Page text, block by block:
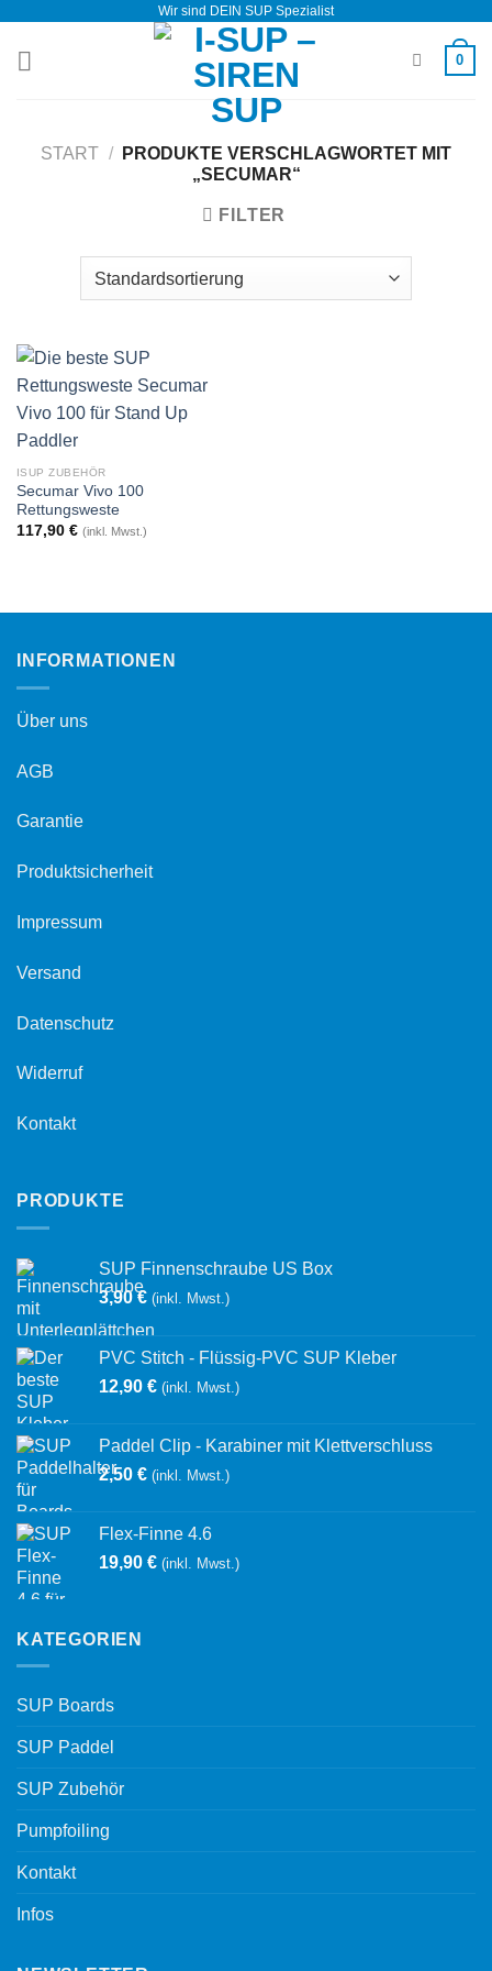
springen
Wir sind DEIN SUP Spezialist
0
START /
PRODUKTE VERSCHLAGWORTET MIT
„SECUMAR“
FILTER
ISUP ZUBEHÖR
Secumar Vivo 100
Rettungsweste
117,90 € (inkl. Mwst.)
INFORMATIONEN
Über uns
AGB
Garantie
Produktsicherheit
Impressum
Versand
Datenschutz
Widerruf
Kontakt
PRODUKTE
SUP Finnenschraube US Box
3,90€ (inkl. Mwst.)
PVC Stitch - Flüssig-PVC SUP Kleber
12,90 € (inkl. Mwst.)
Paddel Clip - Karabiner mit Klettverschluss
2,50 € (inkl. Mwst.)
Flex-Finne 4.6
19,90 € (inkl. Mwst.)
KATEGORIEN
SUP Boards
SUP Paddel
SUP Zubehör
Pumpfoiling
Kontakt
Infos